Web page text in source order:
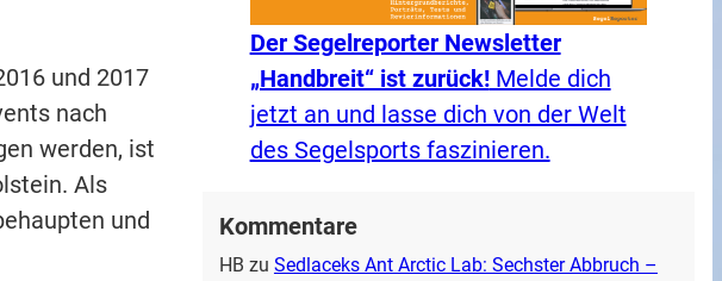
und 2017
nach
werden, ist
Als
und
Der Segelreporter Newsletter
„Handbreit“ ist zurück!Melde dich
jetzt an und lasse dich von der Welt
des Segelsports faszinieren.
Kommentare
HB zu Sedlaceks Ant Arctic Lab: Sechster Abbruch –